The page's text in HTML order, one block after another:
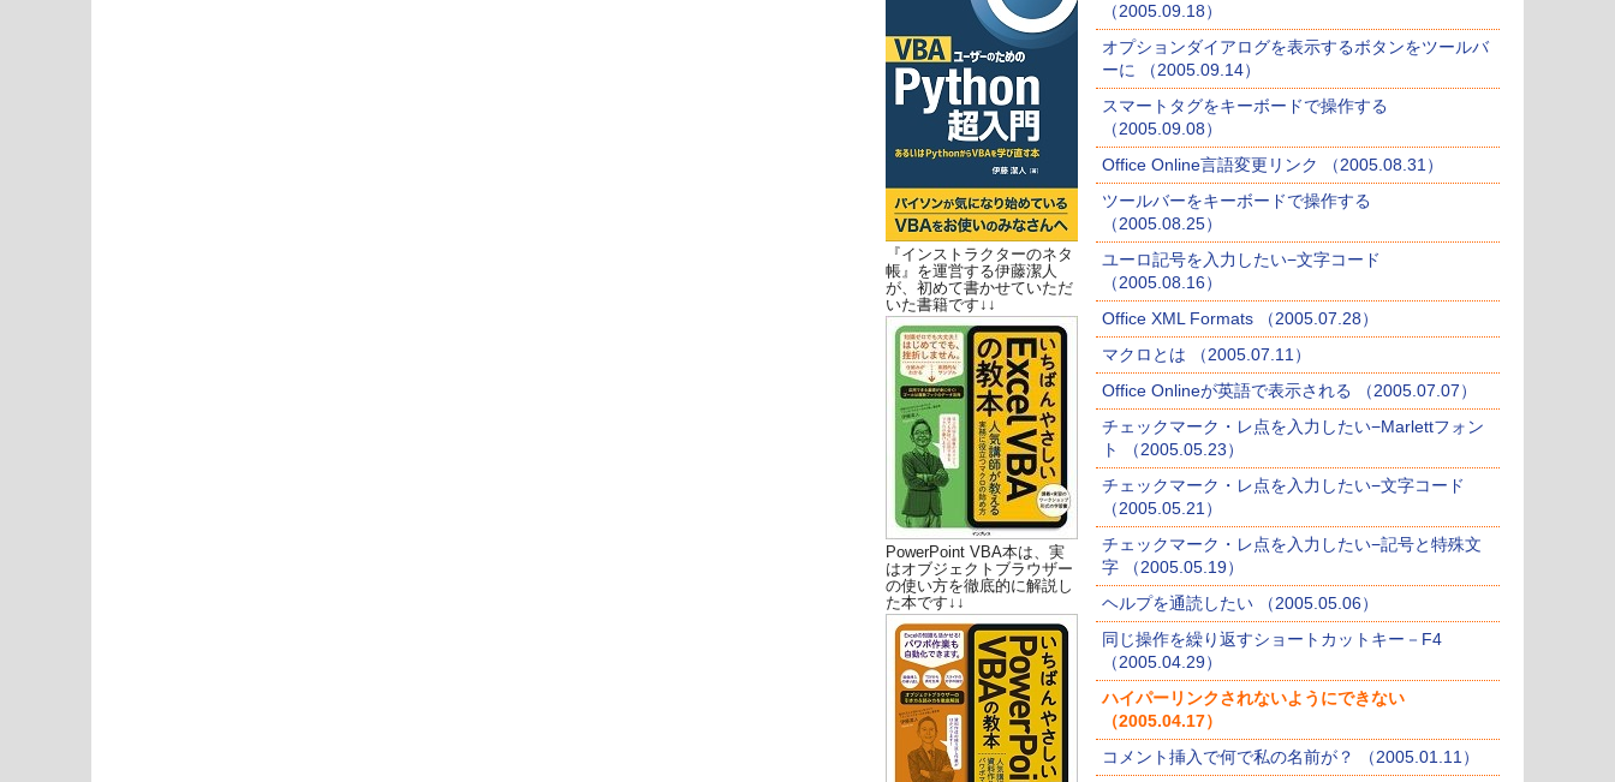
『インストラクターのネタ
帳』を運営する伊藤潔人
が、初めて書かせていただ
いた書籍です↓↓
PowerPoint VBA本は、実
はオブジェクトブラウザー
の使い方を徹底的に解説し
た本です↓↓
（2005.09.18）
オプションダイアログを表示するボタンをツールバ
ーに （2005.09.14）
スマートタグをキーボードで操作する
（2005.09.08）
Office Online言語変更リンク （2005.08.31）
ツールバーをキーボードで操作する
（2005.08.25）
ユーロ記号を入力したい−文字コード
（2005.08.16）
Office XML Formats （2005.07.28）
マクロとは （2005.07.11）
Office Onlineが英語で表示される （2005.07.07）
チェックマーク・レ点を入力したい−Marlettフォン
ト （2005.05.23）
チェックマーク・レ点を入力したい−文字コード
（2005.05.21）
チェックマーク・レ点を入力したい−記号と特殊文
字 （2005.05.19）
ヘルプを通読したい （2005.05.06）
同じ操作を繰り返すショートカットキー－F4
（2005.04.29）
ハイパーリンクされないようにできない
（2005.04.17）
コメント挿入で何で私の名前が？ （2005.01.11）